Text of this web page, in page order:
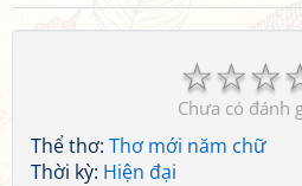
☆
☆
☆
Chưa có đánh
Thể thơ: Thơ mới năm chữ
Thời kỳ: Hiện đại